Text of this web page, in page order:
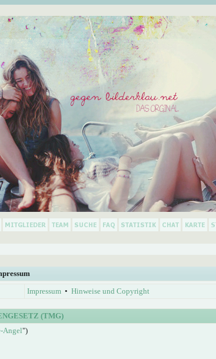
Impressum • Hinweise und Copyright
(TMG)
Angel")